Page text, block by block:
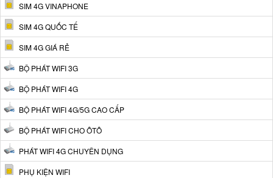
SIM 4G VINAPHONE
SIM 4G QUỐC TẾ
SIM 4G GIÁ RẺ
BỘ PHÁT WIFI 3G
BỘ PHÁT WIFI 4G
BỘ PHÁT WIFI 4G/5G CAO CẤP
BỘ PHÁT WIFI CHO ÔTÔ
PHÁT WIFI 4G CHUYÊN DỤNG
PHỤ KIỆN WIFI